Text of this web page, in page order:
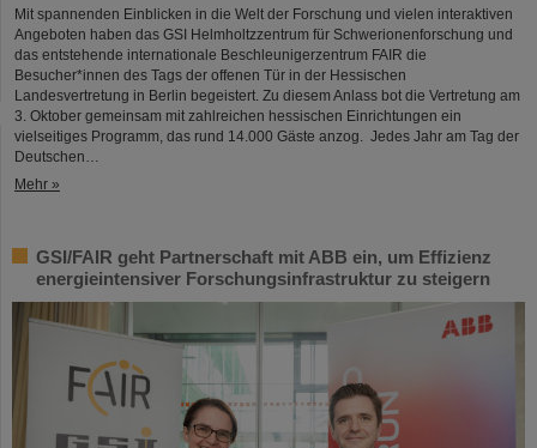
Mit spannenden Einblicken in die Welt der Forschung und vielen interaktiven
Angeboten haben das GSI Helmholtzzentrum für Schwerionenforschung und
das entstehende internationale Beschleunigerzentrum FAIR die
Besucher*innen des Tags der offenen Tür in der Hessischen
Landesvertretung in Berlin begeistert. Zu diesem Anlass bot die Vertretung am
3. Oktober gemeinsam mit zahlreichen hessischen Einrichtungen ein
vielseitiges Programm, das rund 14.000 Gäste anzog. Jedes Jahr am Tag der
Deutschen…
Mehr »
GSI/FAIR geht Partnerschaft mit ABB ein, um Effizienz
energieintensiver Forschungsinfrastruktur zu steigern